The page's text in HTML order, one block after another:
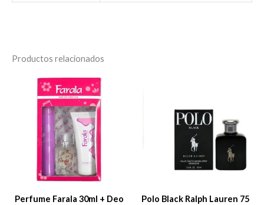
Productos relacionados
Perfume Farala 30ml + Deo
Polo Black Ralph Lauren 75